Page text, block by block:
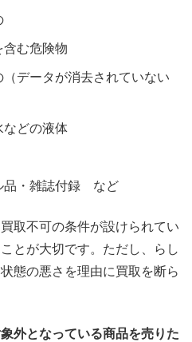
む危険物
データが消去されていない
などの液体
品・雑誌付録 など
取不可の条件が設けられてい
とが大切です。ただし、らし
態の悪さを理由に買取を断ら
外となっている商品を売りた